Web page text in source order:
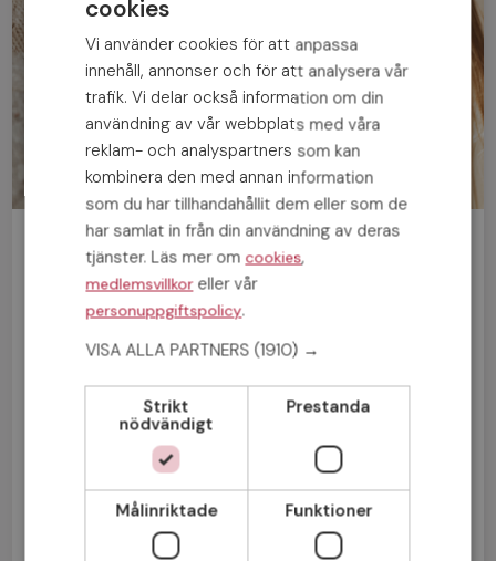
Bli medlem gratis!
Man
cookies
Vi använder cookies för att anpassa
innehåll, annonser och för att analysera vår
trafik. Vi delar också information om din
användning av vår webbplats med våra
reklam- och analyspartners som kan
kombinera den med annan information
som du har tillhandahållit dem eller som de
har samlat in från din användning av deras
tjänster. Läs mer om cookies,
medlemsvillkoreller vår
personuppgiftspolicy.
VISA ALLA PARTNERS (1910) →
Strikt
nödvändigt
Prestanda
Målinriktade Funktioner